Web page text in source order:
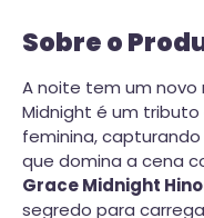
Sobre o
A noite tem um novo
Midnight é um
feminina,
que domina a cena
Grace Midnight
segredo para